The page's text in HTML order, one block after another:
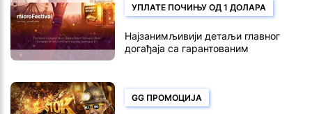
УПЛАТЕ ПОЧИЊУ ОД 1 ДОЛАРА
Најзанимљивији детаљи главног
догађаја са гарантованим
GGPoker-а
GG ПРОМОЦИЈА